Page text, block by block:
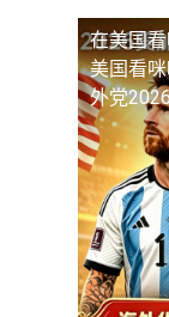
在美国
美国看
外党